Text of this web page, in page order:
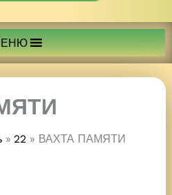
22 ВАХТА ПАМЯТИ